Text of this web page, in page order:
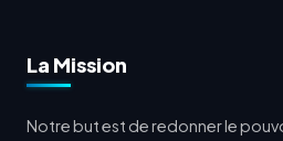
La Mission
Notre but est de redonner le